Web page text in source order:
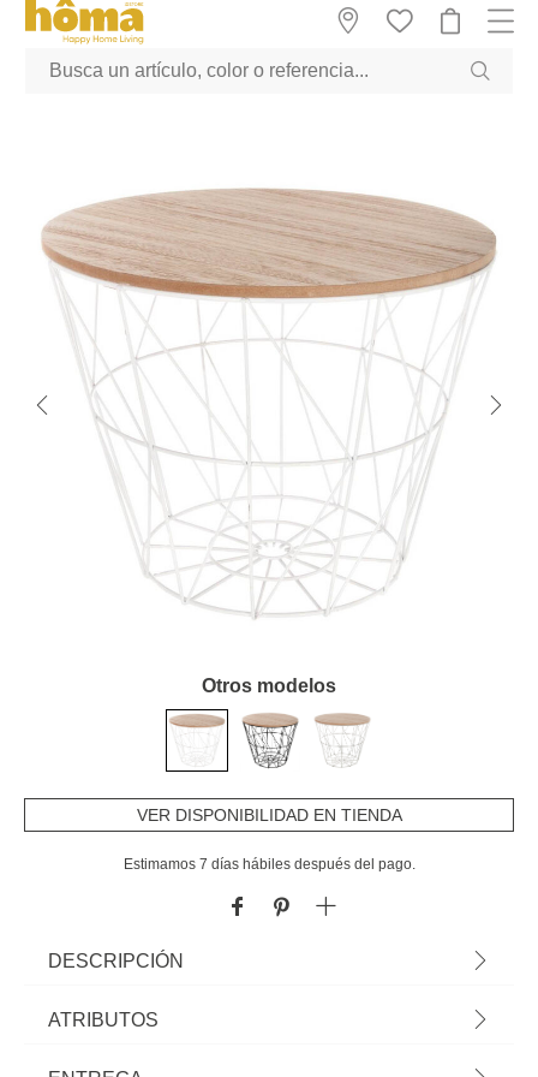
GTM-M23T38WX true
Otros modelos
VER DISPONIBILIDAD EN TIENDA
Estimamos 7 días hábiles después del pago.
DESCRIPCIÓN
Mesa Auxiliar Kumi Blanca 38cm | Descubre las
ATRIBUTOS
Material metal